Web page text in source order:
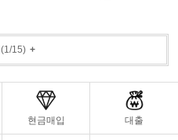
(1/15) +
현금매입 대출